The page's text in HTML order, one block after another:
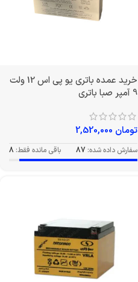
خرید عمده باتری یو پی اس 12 ولت
9 آمپر صبا باتری
تومان
سفارش داده شده: 87 باقی مانده فقط: 8